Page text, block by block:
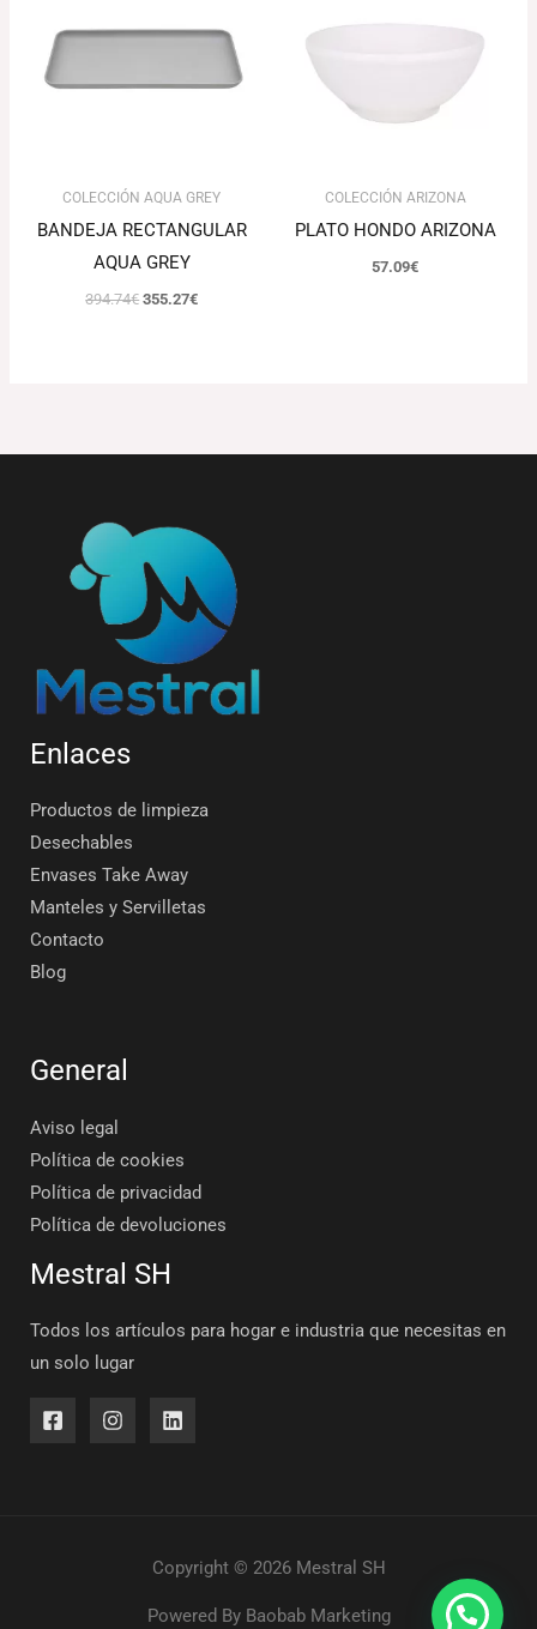
COLECCIÓN AQUA GREY
BANDEJA RECTANGULAR
AQUA GREY
394.74€
394.74€.
355.27€
355.27€.
COLECCIÓN ARIZONA
PLATO HONDO ARIZONA
57.09€
Enlaces
Productos de limpieza
Desechables
Envases Take Away
Manteles y Servilletas
Contacto
Blog
General
Aviso legal
Política de cookies
Política de privacidad
Política de devoluciones
Mestral SH
Todos los artículos para hogar e industria que necesitas en
un solo lugar
Copyright © 2026 Mestral SH
Powered By Baobab Marketing